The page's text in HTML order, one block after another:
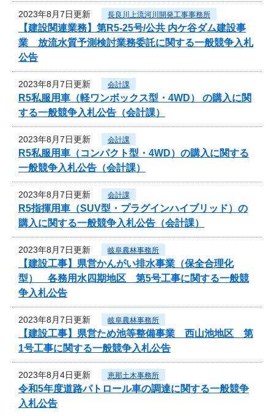
2023年8月7日更新 長良川上流河川開発工事事務所
【建設関連業務】第R5-25号/公共 内ケ谷ダム建設事
業 放流水質予測検討業務委託に関する一般競争入札
公告
2023年8月7日更新 会計課
R5私服用車（軽ワンボックス型・4WD） の購入に関
する一般競争入札公告（会計課）
2023年8月7日更新 会計課
R5私服用車（コンパクト型・4WD）の購入に関する
一般競争入札公告（会計課）
2023年8月7日更新 会計課
R5指揮用車（SUV型・プラグインハイブリッド）の
購入に関する一般競争入札公告（会計課）
2023年8月7日更新 岐阜農林事務所
【建設工事】県営かんがい排水事業（保全合理化
型） 各務用水四期地区 第5号工事に関する一般競
争入札公告
2023年8月7日更新 岐阜農林事務所
【建設工事】県営ため池等整備事業 西山池地区 第
1号工事に関する一般競争入札公告
2023年8月4日更新 恵那土木事務所
令和5年度道路パトロール車の調達に関する一般競争
入札公告